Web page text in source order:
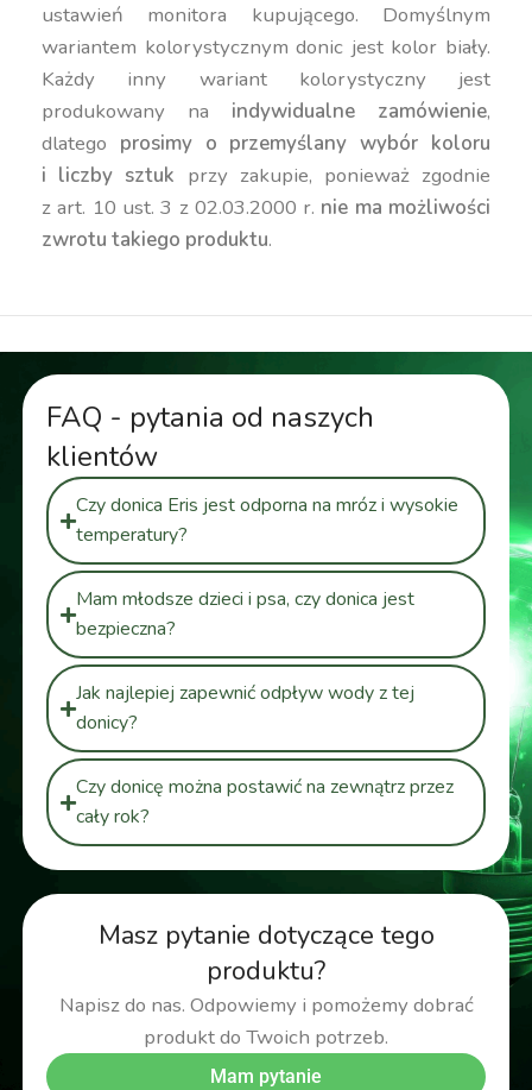
ustawień monitora kupującego. Domyślnym
wariantem kolorystycznym donic jest kolor biały.
Każdy inny wariant kolorystyczny jest
produkowany na indywidualne zamówienie,
dlatego prosimy o przemyślany wybór koloru
i liczby sztuk przy zakupie, ponieważ zgodnie
z art. 10 ust. 3 z 02.03.2000 r. nie ma możliwości
zwrotu takiego produktu.
Masz pytanie dotyczące tego
produktu?
Napisz do nas. Odpowiemy i pomożemy dobrać
produkt do Twoich potrzeb.
Mam pytanie
FAQ - pytania od naszych
klientów
Czy donica Eris jest odporna na mróz i wysokie
temperatury?
Mam młodsze dzieci i psa, czy donica jest
bezpieczna?
Jak najlepiej zapewnić odpływ wody z tej
donicy?
Czy donicę można postawić na zewnątrz przez
cały rok?